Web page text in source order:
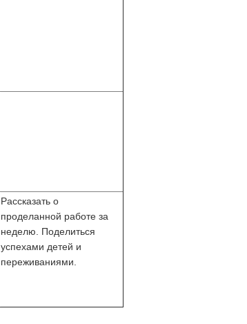
Рассказать о
проделанной работе за
неделю. Поделиться
успехами детей и
переживаниями.